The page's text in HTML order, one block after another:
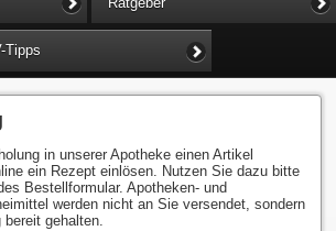
Tipps
in unserer Apotheke einen Artikel
ein Rezept einlösen. Nutzen Sie dazu bitte
Bestellformular. Apotheken- und
werden nicht an Sie versendet, sondern
bereit gehalten.